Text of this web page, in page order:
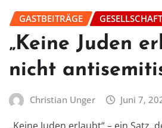
GASTBEITRÄGE GESELLSCHAFT
„Keine Juden
nicht
Christian Unger Juni 7,